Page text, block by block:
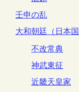
壬申の乱
大和朝廷（日本国
不改常典
神武東征
近畿天皇家